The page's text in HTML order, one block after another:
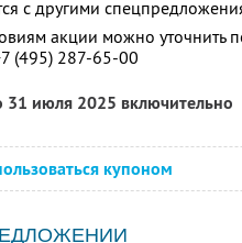
с другими
акции можно уточнить
(495) 287-65-00
31 июля 2025 включительно
купоном